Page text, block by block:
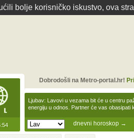
bolje korisničko iskustvo, ova
dnevni horoskop →
Ljubav: Lavovi u vezama bit će u centru
energiju u odnos. Partner će vas obasipati
Dobrodošli na Metro-portal.hr!